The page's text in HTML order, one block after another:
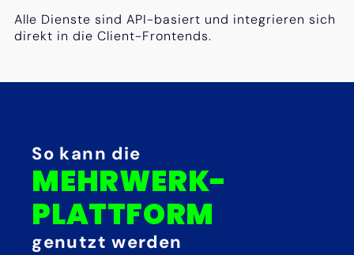
Alle Dienste sind API-basiert und integrieren sich
direkt in die Client-Frontends.
So kann die
MEHRWERK-
PLATTFORM
genutzt werden